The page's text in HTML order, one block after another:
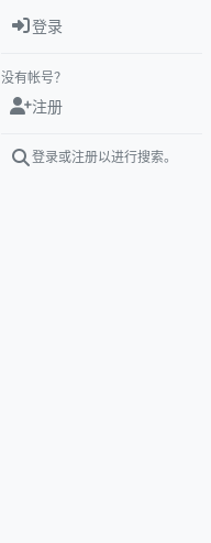
登录
没有帐号？
注册
登录或注册以进行搜索。